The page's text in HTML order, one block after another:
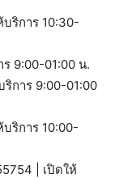
บริการ 10:30-
ร 9:00-01:00 น.
ริการ 9:00-01:00
บริการ 10:00-
| เปิดให้